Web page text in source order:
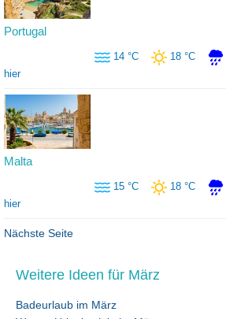
Portugal
14 °C 18 °C
hier
Malta
15 °C 18 °C
hier
Nächste Seite
Weitere Ideen für März
Badeurlaub im März